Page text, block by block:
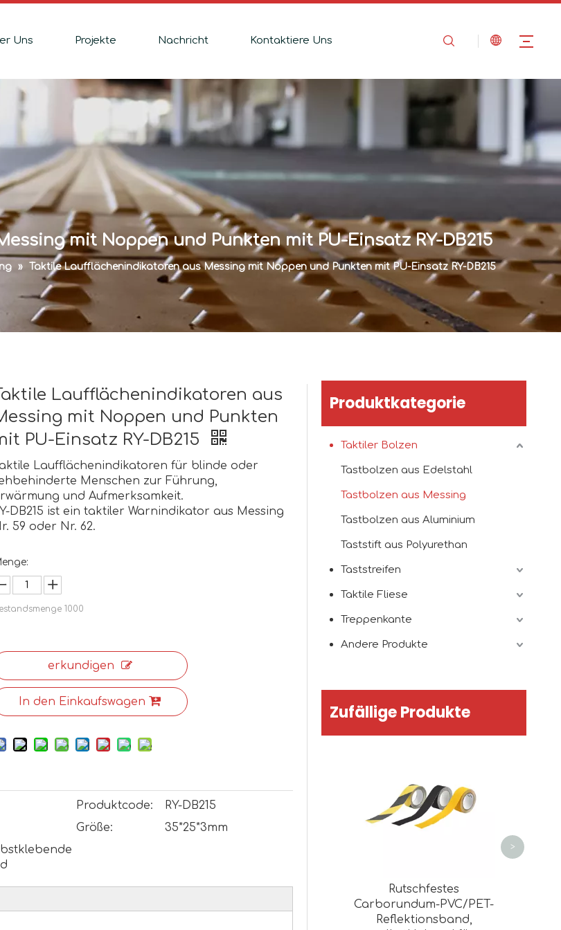
Uns Projekte Nachricht Kontaktiere Uns
mit Noppen und Punkten mit PU-Einsatz RY-DB215
» Taktile Laufflächenindikatoren aus Messing mit Noppen und Punkten mit PU-Einsatz RY-DB215
Laufflächenindikatoren aus
mit Noppen und Punkten
PU-Einsatz RY-DB215
Laufflächenindikatoren für blinde oder
Menschen zur Führung,
und Aufmerksamkeit.
DB215 ist ein taktiler Warnindikator aus Messing
59 oder Nr. 62.
1000
erkundigen
In den Einkaufswagen
Produktcode:
RY-DB215
Größe:
35*25*3mm
Produktkategorie
Taktiler Bolzen
Tastbolzen aus Edelstahl
Tastbolzen aus Messing
Tastbolzen aus Aluminium
Taststift aus Polyurethan
Taststreifen
Taktile Fliese
Treppenkante
Andere Produkte
Zufällige Produkte
Rutschfestes
Carborundum-PVC/PET-
Reflektionsband,
>